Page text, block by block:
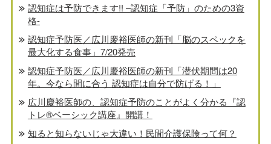
認知症は予防できます!! –認知症「予防」のための3資
格-
認知症予防医／広川慶裕医師の新刊「脳のスペックを
最大化する食事」7/20発売
認知症予防医／広川慶裕医師の新刊「潜伏期間は20
年。今なら間に合う 認知症は自分で防げる！」
広川慶裕医師の、認知症予防のことがよく分かる『認
トレ®️ベーシック講座』開講！
知ると知らないじゃ大違い！民間介護保険って何？